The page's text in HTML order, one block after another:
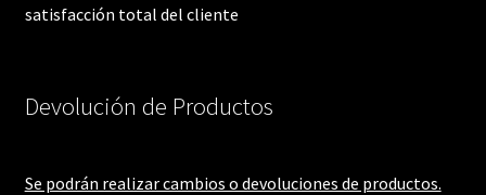
satisfacción total del cliente
Devolución de Productos
Se podrán realizar cambios o devoluciones de productos.